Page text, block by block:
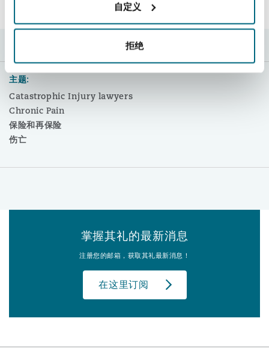
自定义
拒绝
Property
Reinsurance
尼克斯
藩市
哥华
德里
彻斯特，新贝利广场2号
尼克
结束
主题:
Catastrophic Injury lawyers
Chronic Pain
保险和再保险
伤亡
掌握其礼的最新消息
注册您的邮箱，获取其礼最新消息！
在这里订阅